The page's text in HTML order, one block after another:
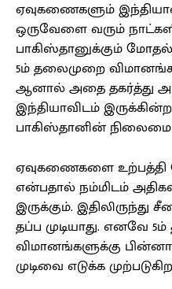
ஏவுகணைகளும்
ஒருவேளை வரும்
பாகிஸ்தானுக்கும்
5ம் தலைமுறை
ஆனால் அதை தகர்த்து
இந்தியாவிடம்
பாகிஸ்தானின் நிலைமை
ஏவுகணைகளை உற்பத்தி
என்பதால் நம்மிடம்
இருக்கும்.
தப்ப முடியாது. எனவே
விமானங்களுக்கு
முடிவை எடுக்க